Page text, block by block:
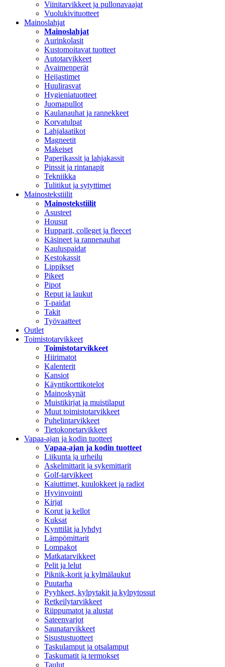
Viinitarvikkeet ja pullonavaajat
Vuolukivituotteet
Mainoslahjat
Mainoslahjat
Aurinkolasit
Kustomoitavat tuotteet
Autotarvikkeet
Avaimenperät
Heijastimet
Huulirasvat
Hygieniatuotteet
Juomapullot
Kaulanauhat ja rannekkeet
Korvatulpat
Lahjalaatikot
Magneetit
Makeiset
Paperikassit ja lahjakassit
Pinssit ja rintanapit
Tekniikka
Tulitikut ja sytyttimet
Mainostekstiilit
Mainostekstiilit
Asusteet
Housut
Hupparit, colleget ja fleecet
Käsineet ja rannenauhat
Kauluspaidat
Kestokassit
Lippikset
Pikeet
Pipot
Reput ja laukut
T-paidat
Takit
Työvaatteet
Outlet
Toimistotarvikkeet
Toimistotarvikkeet
Hiirimatot
Kalenterit
Kansiot
Käyntikorttikotelot
Mainoskynät
Muistikirjat ja muistilaput
Muut toimistotarvikkeet
Puhelintarvikkeet
Tietokonetarvikkeet
Vapaa-ajan ja kodin tuotteet
Vapaa-ajan ja kodin tuotteet
Liikunta ja urheilu
Askelmittarit ja sykemittarit
Golf-tarvikkeet
Kaiuttimet, kuulokkeet ja radiot
Hyvinvointi
Kirjat
Korut ja kellot
Kuksat
Kynttilät ja lyhdyt
Lämpömittarit
Lompakot
Matkatarvikkeet
Pelit ja lelut
Piknik-korit ja kylmälaukut
Puutarha
Pyyhkeet, kylpytakit ja kylpytossut
Retkeilytarvikkeet
Riippumatot ja alustat
Sateenvarjot
Saunatarvikkeet
Sisustustuotteet
Taskulamput ja otsalamput
Taskumatit ja termokset
Taulut